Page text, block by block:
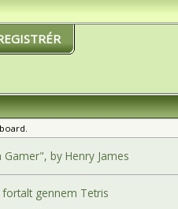
by Henry James
gennem Tetris